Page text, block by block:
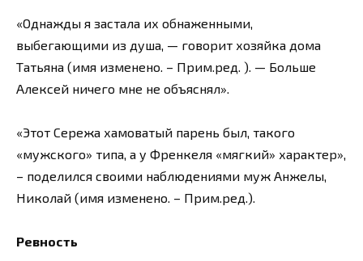
«Однажды я застала их обнаженными,
выбегающими из душа, — говорит хозяйка дома
Татьяна (имя изменено. – Прим.ред. ). — Больше
Алексей ничего мне не объяснял».
«Этот Сережа хамоватый парень был, такого
«мужского» типа, а у Френкеля «мягкий» характер»,
– поделился своими наблюдениями муж Анжелы,
Николай (имя изменено. – Прим.ред.).
Ревность